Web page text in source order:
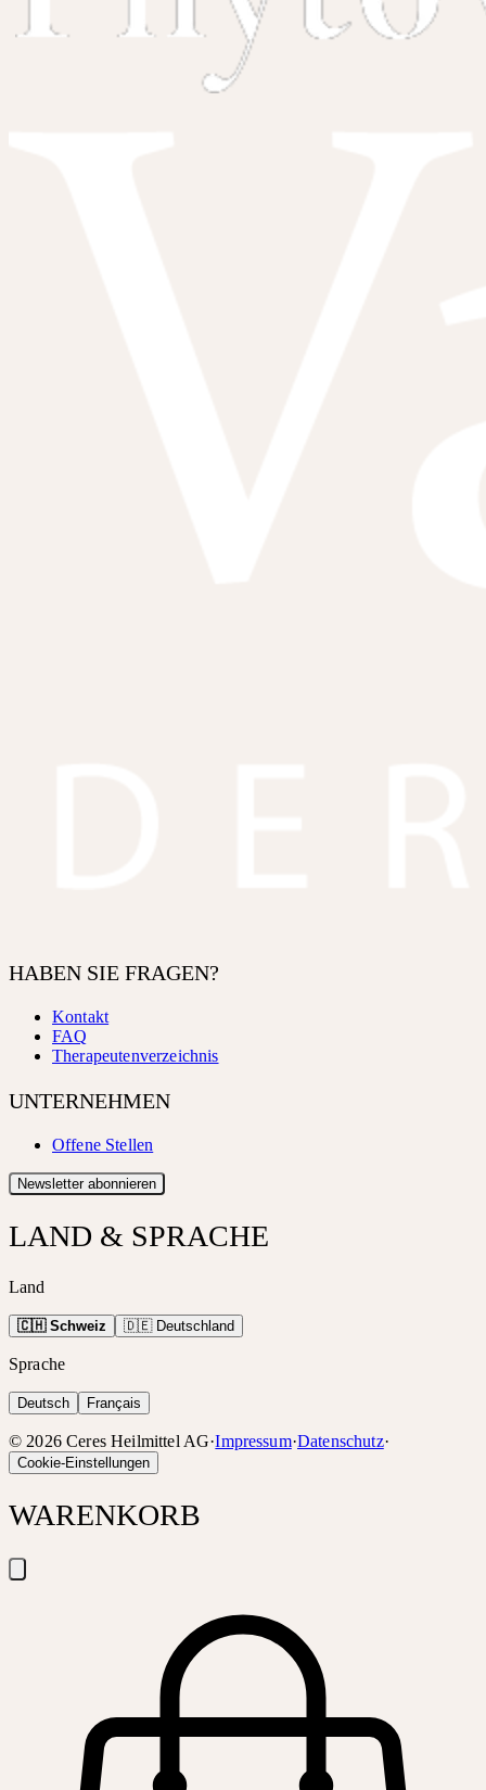
HABEN SIE FRAGEN?
Kontakt
FAQ
Therapeutenverzeichnis
UNTERNEHMEN
Offene Stellen
Newsletter abonnieren
LAND & SPRACHE
Land
🇨🇭 Schweiz 🇩🇪 Deutschland
Sprache
Deutsch Français
© 2026 Ceres Heilmittel AG·Impressum·Datenschutz·
Cookie-Einstellungen
WARENKORB